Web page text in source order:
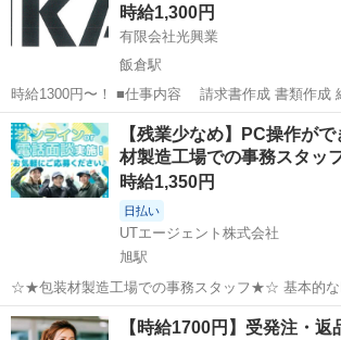
す。特に、難しいことはありませ...
時給1,300円
有限会社光興業
飯倉駅
時給1300円〜！ ■仕事内容 請求書作成 書類作成 給与計算 郵便物、
領収書の整理 問合せメールや電話の対応 その他 ■9：00～15：00内で
週2.3～(月10日...
千葉 山武郡 飯倉駅 一般事務 事務員
【残業少なめ】PC操作が
材製造工場での事務スタ
時給1,350円
日払い
UTエージェント株式会社
旭駅
☆★包装材製造工場での事務スタッフ★☆ 基本的なPC操作ができれば
OK♪ 食品用包装材製造工場にてPCを使用した伝票
をお任せします！ ＜具体的には…＞ ◆伝票作成 ◆ファイリング ◆専
千葉 旭市 旭駅 一般事務
【時給1700円】受発注・返